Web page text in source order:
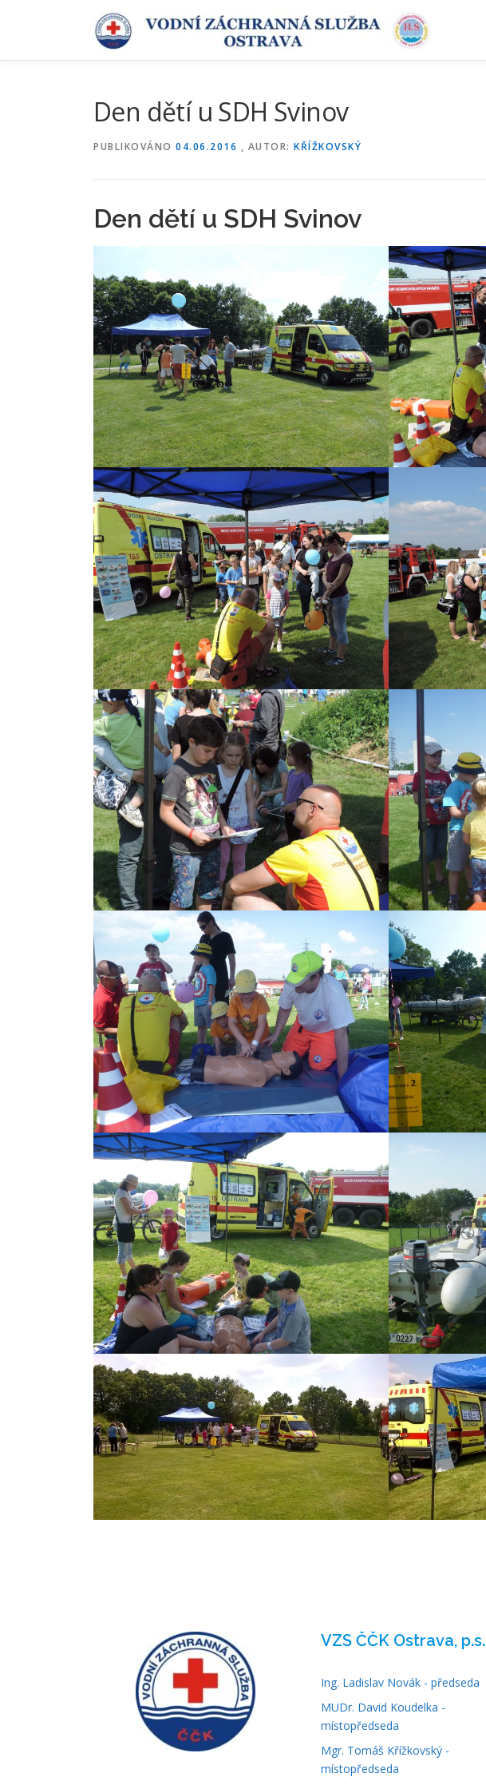
Den dětí u SDH Svinov
PUBLIKOVÁNO 04.06.2016 , AUTOR: KŘÍŽKOVSKÝ
Den dětí u SDH Svinov
VZS ČČK Ostrava, p.s.
Ing. Ladislav Novák - předseda
MUDr. David Koudelka -
místopředseda
Mgr. Tomáš Křížkovský -
místopředseda